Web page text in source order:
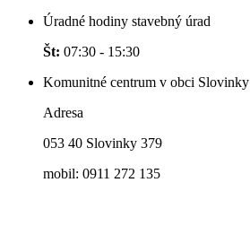
Úradné hodiny stavebný úrad
Št: 07:30 - 15:30
Komunitné centrum v obci Slovinky
Adresa
053 40 Slovinky 379
mobil: 0911 272 135